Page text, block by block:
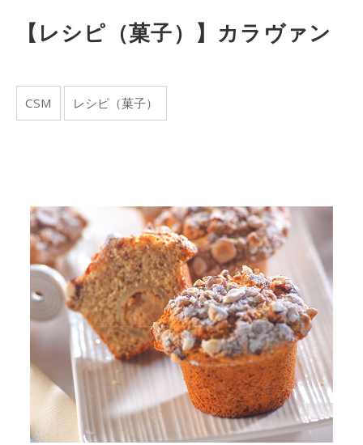
【レシピ（菓子）】カラヴァン
CSM レシピ（菓子）